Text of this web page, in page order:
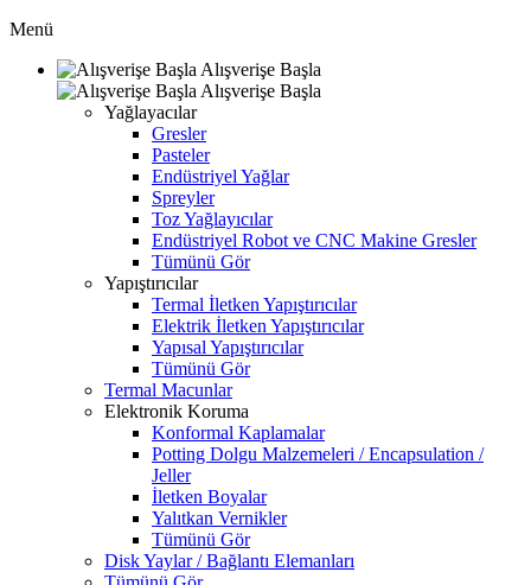
Menü
Alışverişe Başla
Alışverişe Başla
Yağlayacılar
Gresler
Pasteler
Endüstriyel Yağlar
Spreyler
Toz Yağlayıcılar
Endüstriyel Robot ve CNC Makine Gresler
Tümünü Gör
Yapıştırıcılar
Termal İletken Yapıştırıcılar
Elektrik İletken Yapıştırıcılar
Yapısal Yapıştırıcılar
Tümünü Gör
Termal Macunlar
Elektronik Koruma
Konformal Kaplamalar
Potting Dolgu Malzemeleri / Encapsulation /
Jeller
İletken Boyalar
Yalıtkan Vernikler
Tümünü Gör
Disk Yaylar / Bağlantı Elemanları